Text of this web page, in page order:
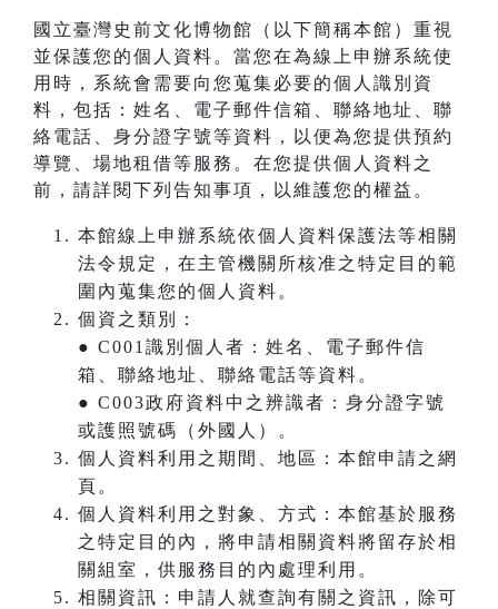
國立臺灣史前文化博物館（以下簡稱本館）重視
並保護您的個人資料。當您在為線上申辦系統使
用時，系統會需要向您蒐集必要的個人識別資
料，包括：姓名、電子郵件信箱、聯絡地址、聯
絡電話、身分證字號等資料，以便為您提供預約
導覽、場地租借等服務。在您提供個人資料之
前，請詳閱下列告知事項，以維護您的權益。
本館線上申辦系統依個人資料保護法等相關
法令規定，在主管機關所核准之特定目的範
圍內蒐集您的個人資料。
個資之類別：
● C001識別個人者：姓名、電子郵件信
箱、聯絡地址、聯絡電話等資料。
● C003政府資料中之辨識者：身分證字號
或護照號碼（外國人）。
個人資料利用之期間、地區：本館申請之網
頁。
個人資料利用之對象、方式：本館基於服務
之特定目的內，將申請相關資料將留存於相
關組室，供服務目的內處理利用。
相關資訊：申請人就查詢有關之資訊，除可